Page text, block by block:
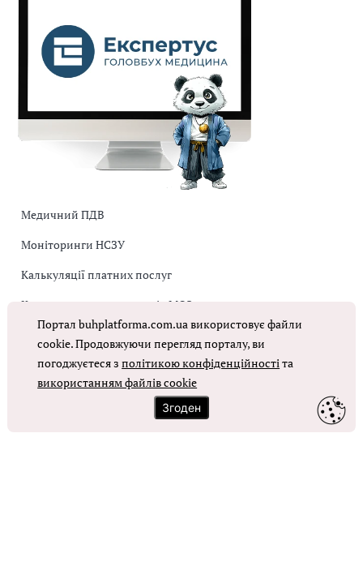
Медичний ПДВ
Моніторинги НСЗУ
Калькуляції платних послуг
Коригувальна накладна від МОЗ
Оплата праці в КНП
ОТРИМАТИ ДОСТУП
Портал buhplatforma.com.ua використовує файли
cookie. Продовжуючи перегляд порталу, ви
погоджуєтеся зполітикою конфіденційностіта
використанням файлів cookie
Згоден